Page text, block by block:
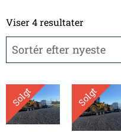
Viser 4 resultaterefter
Solgt Solgt